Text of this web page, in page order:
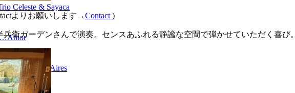
Celeste & Sayaca
de Buenos Aires
よりお願いします→Contact )
衛ガーデンさんで演奏。センスあふれる静謐な空間で弾かせていただく喜び。